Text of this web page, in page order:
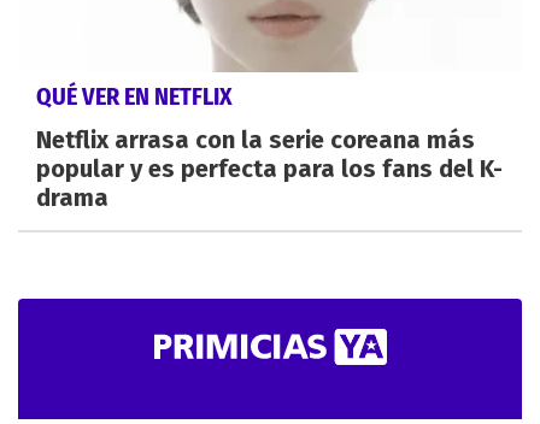
QUÉ VER EN NETFLIX
Netflix arrasa con la serie coreana más
popular y es perfecta para los fans del K-
drama